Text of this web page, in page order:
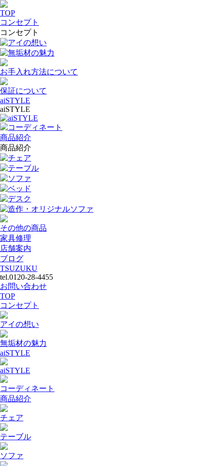
TOP
コンセプト
コンセプト
アイの想い
無垢材の魅力
お手入れ方法について
保証について
aiSTYLE
aiSTYLE
aiSTYLE
コーディネート
商品紹介
商品紹介
チェア
テーブル
ソファ
ベッド
デスク
造作・オリジナルソファ
その他の商品
家具修理
店舗案内
ブログ
TSUZUKU
tel.0120-28-4455
お問い合わせ
TOP
コンセプト
アイの想い
無垢材の魅力
aiSTYLE
aiSTYLE
コーディネート
商品紹介
チェア
テーブル
ソファ